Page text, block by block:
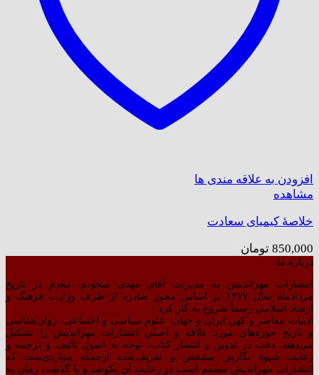
افزودن به علاقه مندی ها
مشاهده
خلاصهٔ کیمیای سعادت
850,000 تومان
درباره ما
انتشارات مهراندیش به مدیریت آقای مهدی سجودی مقدم در تاریخ
مردادماه سال ۱۳۷۷ بر اساس مجوز صادره از طرف وزارت فرهنگ و
ارشاد اسلامی رسماً شروع به کار کرد.
ادبیات معاصر و کهن ایران و جهان، علوم سیاسی و اجتماعی، روان‌شناسی
و تاریخ حوزه‌های مورد علاقه و اصلیِ انتشارات مهراندیش را تشکیل
می‌دهند. دقت در تدوین و انتشار کتاب،‌ توجه به اصول تألیف و ترجمه و
رعایت شیوهٔ نگارش مشخص و تعریف‌شده ازجمله مواردی‌ست که
انتشارات مهراندیش مصمم است در رعایت آن بکوشد و با گذشت زمان به